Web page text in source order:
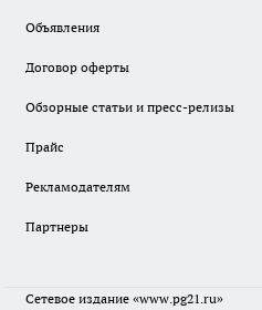
Объявления
Договор оферты
Обзорные статьи и пресс-релизы
Прайс
Рекламодателям
Партнеры
Сетевое издание «www.pg21.ru»